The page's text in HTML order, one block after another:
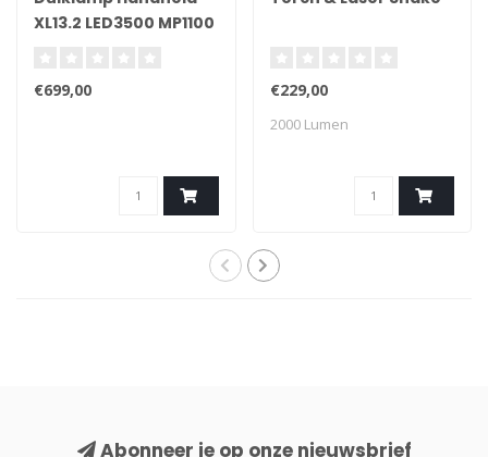
XL13.2 LED3500 MP1100
€699,00 €229,00
2000 Lumen
Abonneer je op onze nieuwsbrief